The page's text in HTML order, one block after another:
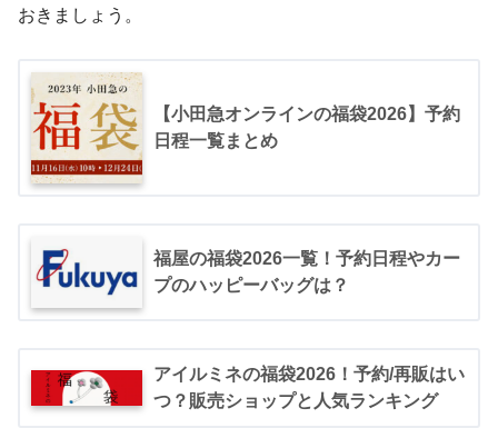
おきましょう。
【小田急オンラインの福袋2026】予約
日程一覧まとめ
福屋の福袋2026一覧！予約日程やカー
プのハッピーバッグは？
アイルミネの福袋2026！予約/再販はい
つ？販売ショップと人気ランキング